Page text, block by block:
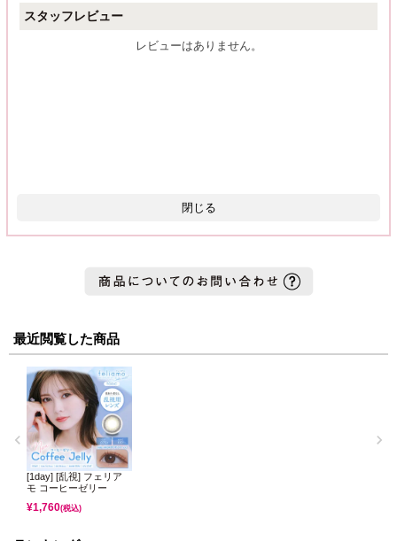
スタッフレビュー
レビューはありません。
閉じる
最近閲覧した商品
[1day] [乱視] フェリア
モ コーヒーゼリー
¥1,760(税込)